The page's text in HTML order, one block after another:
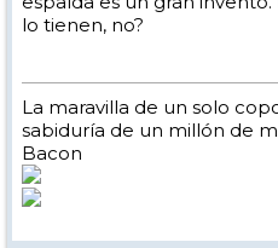
lo tienen, no?
La maravilla de un solo
sabiduría de un millón de
Bacon